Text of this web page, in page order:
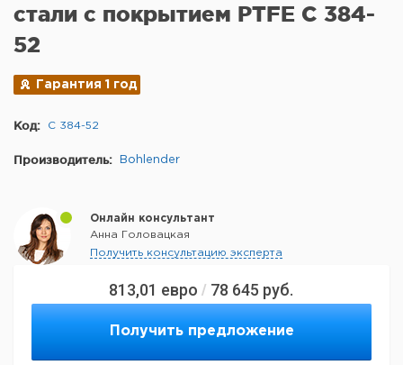
813,01 евро / 78 645 руб.
Получить предложение
стали с покрытием PTFE C 384-
52
Гарантия 1 год
Код: C 384-52
Производитель: Bohlender
Онлайн консультант
Анна Головацкая
Получить консультацию эксперта